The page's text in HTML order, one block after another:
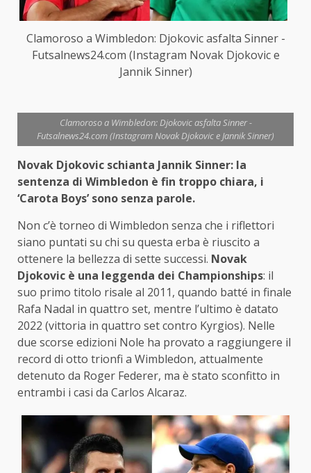
Clamoroso a Wimbledon: Djokovic asfalta Sinner -
Futsalnews24.com (Instagram Novak Djokovic e
Jannik Sinner)
Clamoroso a Wimbledon: Djokovic asfalta Sinner -
Futsalnews24.com (Instagram Novak Djokovic e Jannik Sinner)
Novak Djokovic schianta Jannik Sinner: la
sentenza di Wimbledon è fin troppo chiara, i
‘Carota Boys’ sono senza parole.
Non c’è torneo di Wimbledon senza che i riflettori
siano puntati su chi su questa erba è riuscito a
ottenere la bellezza di sette successi. Novak
Djokovic è una leggenda dei Championships: il
suo primo titolo risale al 2011, quando batté in finale
Rafa Nadal in quattro set, mentre l’ultimo è datato
2022 (vittoria in quattro set contro Kyrgios). Nelle
due scorse edizioni Nole ha provato a raggiungere il
record di otto trionfi a Wimbledon, attualmente
detenuto da Roger Federer, ma è stato sconfitto in
entrambi i casi da Carlos Alcaraz.